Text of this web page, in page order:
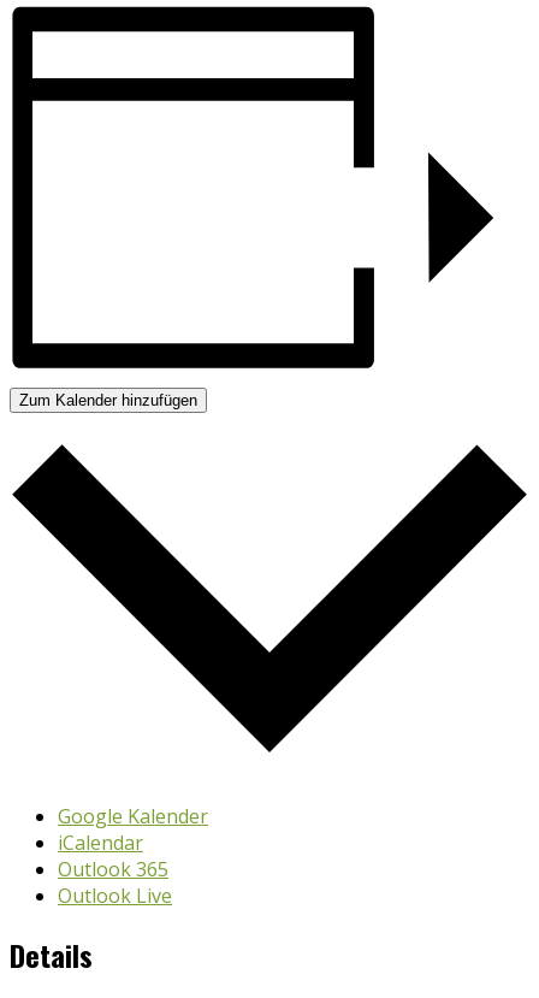
Zum Kalender hinzufügen
Google Kalender
iCalendar
Outlook 365
Outlook Live
Details